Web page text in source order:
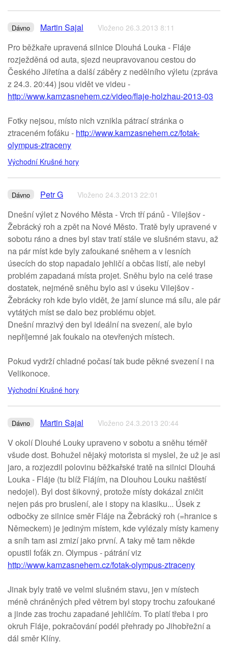
Dávno Martin Sajal Vloženo 26.3.2013 8:11
Pro běžkaře upravená silnice Dlouhá Louka - Fláje
rozježděná od auta, sjezd neupravovanou cestou do
Českého Jiřetína a další záběry z nedělního výletu (zpráva
z 24.3. 20:44) jsou vidět ve videu -
http://www.kamzasnehem.cz/video/flaje-holzhau-2013-03
Fotky nejsou, místo nich vznikla pátrací stránka o
ztraceném foťáku - http://www.kamzasnehem.cz/fotak-
olympus-ztraceny
Východní Krušné hory
Dávno Petr G Vloženo 24.3.2013 22:01
Dnešní výlet z Nového Města - Vrch tří pánů - Vilejšov -
Žebrácký roh a zpět na Nové Město. Tratě byly upravené v
sobotu ráno a dnes byl stav tratí stále ve slušném stavu, až
na pár míst kde byly zafoukané sněhem a v lesních
úsecích do stop napadalo jehličí a občas listí, ale nebyl
problém zapadaná místa projet. Sněhu bylo na celé trase
dostatek, nejméně sněhu bylo asi v úseku Vilejšov -
Žebrácky roh kde bylo vidět, že jarní slunce má sílu, ale pár
vytátých míst se dalo bez problému objet.
Dnešní mrazivý den byl ideální na svezení, ale bylo
nepříjemné jak foukalo na otevřených místech.
Pokud vydrží chladné počasí tak bude pěkné svezení i na
Velikonoce.
Východní Krušné hory
Dávno Martin Sajal Vloženo 24.3.2013 20:44
V okolí Dlouhé Louky upraveno v sobotu a sněhu téměř
všude dost. Bohužel nějaký motorista si myslel, že už je asi
jaro, a rozjezdil polovinu běžkařské tratě na silnici Dlouhá
Louka - Fláje (tu blíž Flájím, na Dlouhou Louku naštěstí
nedojel). Byl dost šikovný, protože místy dokázal zničit
nejen pás pro bruslení, ale i stopy na klasiku... Úsek z
odbočky ze silnice směr Fláje na Žebrácký roh (=hranice s
Německem) je jediným místem, kde vylézaly místy kameny
a sníh tam asi zmizí jako první. A taky mě tam někde
opustil foťák zn. Olympus - pátrání viz
http://www.kamzasnehem.cz/fotak-olympus-ztraceny
Jinak byly tratě ve velmi slušném stavu, jen v místech
méně chráněných před větrem byl stopy trochu zafoukané
a jinde zas trochu zapadané jehličím. To platí třeba i pro
okruh Fláje, pokračování podél přehrady po Jihobřežní a
dál směr Klíny.